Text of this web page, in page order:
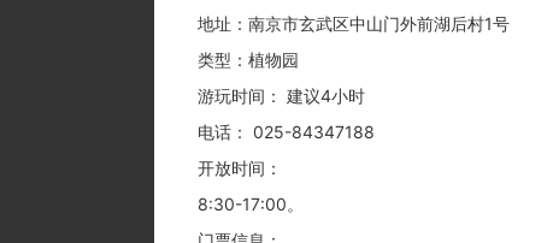
地址：南京市玄武区中山门外前湖后村1号
类型：植物园
游玩时间： 建议4小时
电话： 025-84347188‎
开放时间：
8:30-17:00。